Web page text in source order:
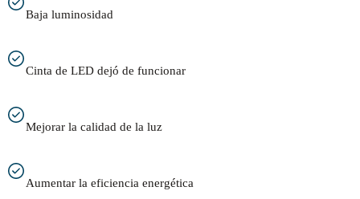
Baja luminosidad
Cinta de LED dejó de funcionar
Mejorar la calidad de la luz
Aumentar la eficiencia energética